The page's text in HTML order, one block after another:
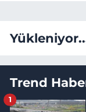
Trend
1